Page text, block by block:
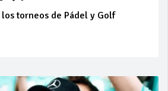
torneos de Pádel y Golf